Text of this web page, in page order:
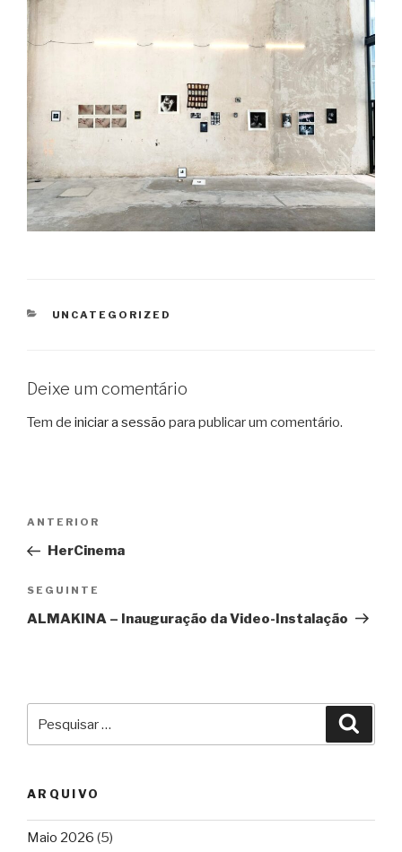
CATEGORIAS
UNCATEGORIZED
Deixe um comentário
Tem de iniciar a sessão para publicar um comentário.
artigos
Conteúdo
anterior
ANTERIOR
HerCinema
Conteúdo
seguinte
SEGUINTE
ALMAKINA – Inauguração da Video-Instalação
por:
ARQUIVO
Maio 2026 (5)